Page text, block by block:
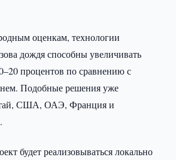
оценкам, технологии
дождя способны увеличивать
процентов по сравнению с
Подобные решения уже
США, ОАЭ, Франция и
будет реализовываться локально